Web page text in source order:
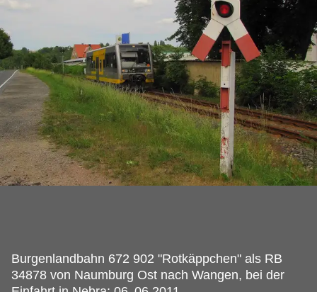
Burgenlandbahn 672 902 "Rotkäppchen" als RB
34878 von Naumburg Ost nach Wangen, bei der